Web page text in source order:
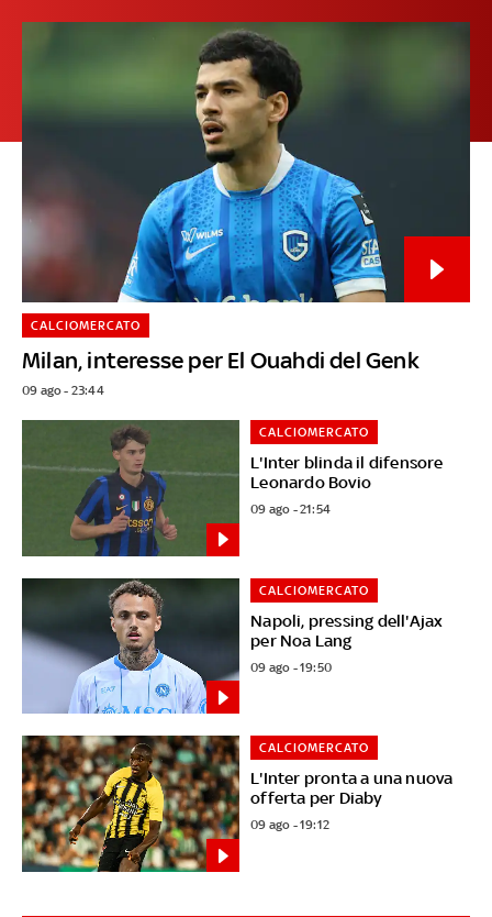
Milan, interesse per El Ouahdi del Genk
CALCIOMERCATO
09 ago - 23:44
L'Inter blinda il difensore
Leonardo Bovio
CALCIOMERCATO
09 ago - 21:54
Napoli, pressing dell'Ajax
per Noa Lang
CALCIOMERCATO
09 ago - 19:50
L'Inter pronta a una nuova
offerta per Diaby
CALCIOMERCATO
09 ago - 19:12